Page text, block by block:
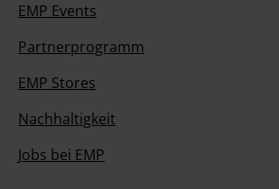
EMP Events
Partnerprogramm
EMP Stores
Nachhaltigkeit
Jobs bei EMP